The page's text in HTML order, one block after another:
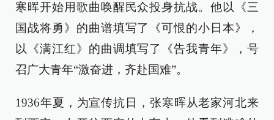
寒晖开始用歌曲唤醒民众投身抗战。他以《三
国战将勇》的曲谱填写了《可恨的小日本》，
以《满江红》的曲调填写了《告我青年》，号
召广大青年“激奋进，齐赴国难”。
1936年夏，为宣传抗日，张寒晖从老家河北来